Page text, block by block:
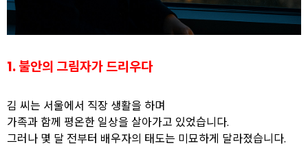
1. 불안의 그림자가 드리우다
김 씨는 서울에서 직장 생활을 하며
가족과 함께 평온한 일상을 살아가고 있었습니다.
그러나 몇 달 전부터 배우자의 태도는 미묘하게 달라졌습니다.